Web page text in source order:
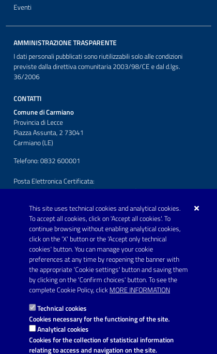
This site uses technical cookies and analytical cookies.
To accept all cookies, click on 'Accept all cookies'. To
continue browsing without enabling analytical cookies,
click on the 'X' button or the 'Accept only technical
cookies' button. You can manage your cookie
preferences at any time by reopening the banner with
the appropriate 'Cookie settings' button and saving them
by clicking on the 'Confirm choices' button. To see the
complete Cookie Policy, click MORE INFORMATION
Technical cookies
Cookies necessary for the functioning of the site.
Analytical cookies
Cookies for the collection of statistical information
relating to access and navigation on the site.
Eventi
AMMINISTRAZIONE TRASPARENTE
I dati personali pubblicati sono riutilizzabili solo alle condizioni
previste dalla direttiva comunitaria 2003/98/CE e dal d.lgs.
36/2006
CONTATTI
Comune di Carmiano
Provincia di Lecce
Piazza Assunta, 2 73041
Carmiano (LE)
Telefono: 0832 600001
Posta Elettronica Certificata:
protocollo.comunecarmiano@pec.rupar.puglia.it
URP - Ufficio Relazioni con il Pubblico
FOLLOW US ON
Youtube
Link utili
Informativa privacy
Dichiarazione di accessibilità
Note legali